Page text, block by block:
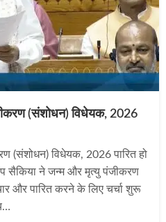
(संशोधन) विधेयक, 2026
(संशोधन) विधेयक, 2026 पारित हो
सैकिया ने जन्म और मृत्यु पंजीकरण
और पारित करने के लिए चर्चा शुरू